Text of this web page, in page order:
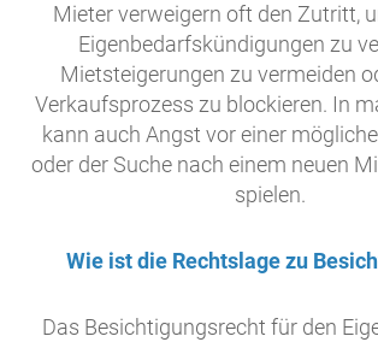
Mieter verweigern oft den Zutritt,
Eigenbedarfskündigungen zu
Mietsteigerungen zu vermeiden
Verkaufsprozess zu blockieren. In
kann auch Angst vor einer
oder der Suche nach einem neuen
spielen.
Wie ist die Rechtslage zu
Das Besichtigungsrecht für den